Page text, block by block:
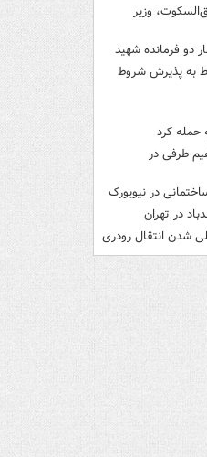
وزیر
دو فرمانده شهید
به پذیرش شروط
حمله کرد
طرفی در
در نیویورک
در تهران
شدن انتقال رودری